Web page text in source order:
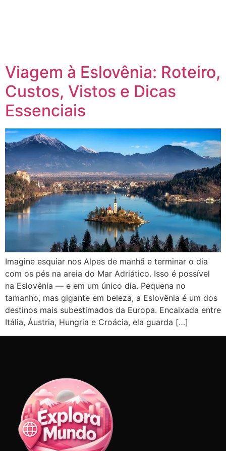
Viagem à Eslovênia: Roteiro,
Custos, Vistos e Dicas
Essenciais
Imagine esquiar nos Alpes de manhã e terminar o dia
com os pés na areia do Mar Adriático. Isso é possível
na Eslovênia — e em um único dia. Pequena no
tamanho, mas gigante em beleza, a Eslovênia é um dos
destinos mais subestimados da Europa. Encaixada entre
Itália, Áustria, Hungria e Croácia, ela guarda […]